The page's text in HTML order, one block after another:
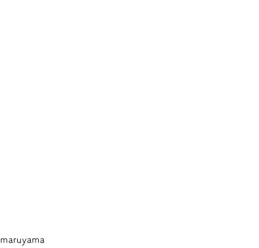
maruyama